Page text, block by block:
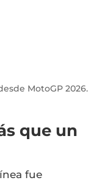
MotoGP 2026.
que un
fue